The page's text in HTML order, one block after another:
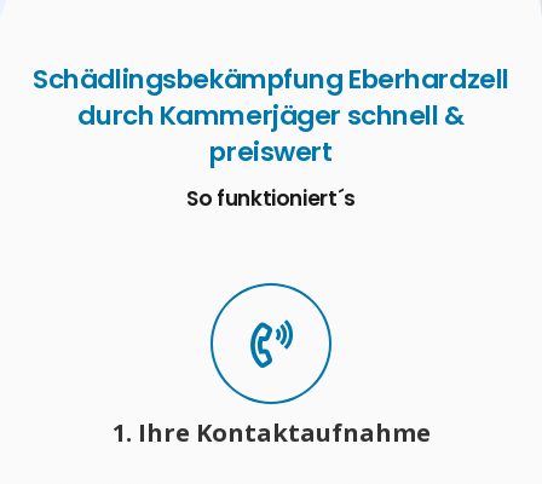
Schädlingsbekämpfung Eberhardzell
durch Kammerjäger schnell &
preiswert
So funktioniert´s
1. Ihre Kontaktaufnahme